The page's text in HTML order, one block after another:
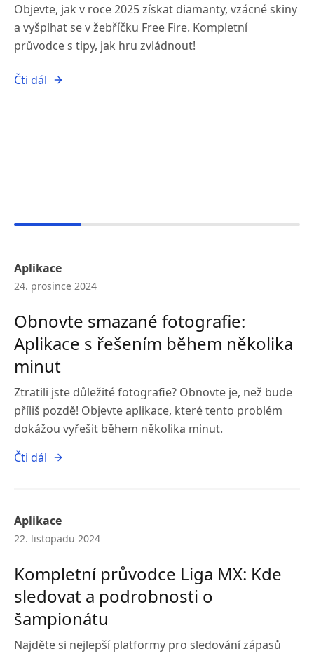
Objevte, jak v roce 2025 získat diamanty, vzácné skiny
a vyšplhat se v žebříčku Free Fire. Kompletní
průvodce s tipy, jak hru zvládnout!
Čti dál
Aplikace
24. prosince 2024
Obnovte smazané fotografie:
Aplikace s řešením během několika
minut
Ztratili jste důležité fotografie? Obnovte je, než bude
příliš pozdě! Objevte aplikace, které tento problém
dokážou vyřešit během několika minut.
Čti dál
Aplikace
22. listopadu 2024
Kompletní průvodce Liga MX: Kde
sledovat a podrobnosti o
šampionátu
Najděte si nejlepší platformy pro sledování zápasů